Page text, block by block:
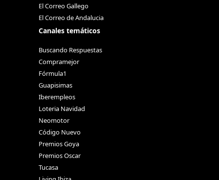
El Correo Gallego
El Correo de Andalucia
Canales temáticos
Buscando Respuestas
Compramejor
Fórmula1
Guapisimas
Iberempleos
Loteria Navidad
Neomotor
Código Nuevo
Premios Goya
Premios Oscar
Tucasa